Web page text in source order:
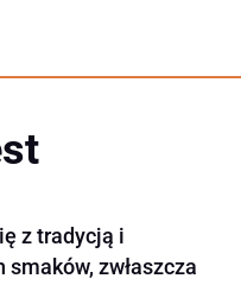
z tradycją i
zwłaszcza